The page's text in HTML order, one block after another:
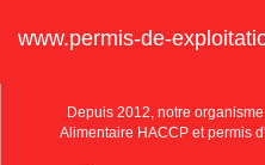
www.permis-de-
Depuis 2012, notre
Alimentaire HACCP et permis